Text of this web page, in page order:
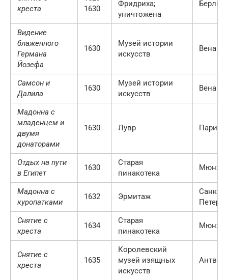
креста
1630
Фридриха;
уничтожена
Берлин
Видение
блаженного
Германа
Йозефа
1630
Музей истории
искусств
Вена
Самсон и
Далила
1630
Музей истории
искусств
Вена
Мадонна с
младенцем и
двумя
донаторами
1630 Лувр Париж
Отдых на пути
в Египет
1630
Старая
пинакотека
Мюнхен
Мадонна с
куропатками
1632 Эрмитаж
Санкт-
Снятие с
креста
1634
Старая
пинакотека
Мюнхен
Снятие с
креста
1635
Королевский
музей изящных
искусств